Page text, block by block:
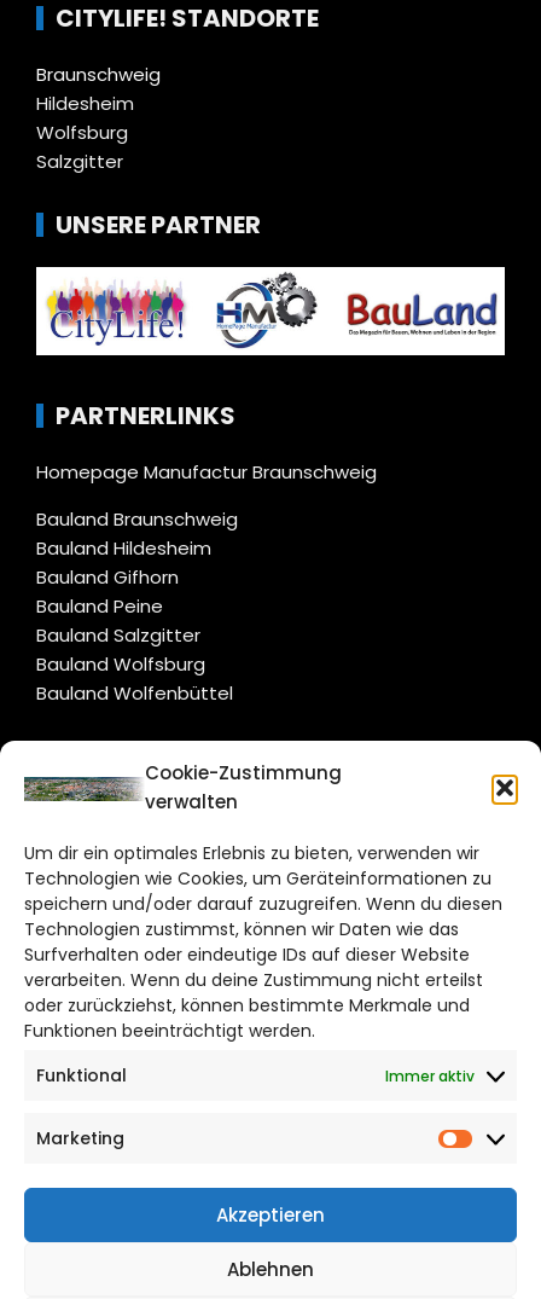
Cookie-Zustimmung
verwalten
Um dir ein optimales Erlebnis zu bieten, verwenden wir
Technologien wie Cookies, um Geräteinformationen zu
speichern und/oder darauf zuzugreifen. Wenn du diesen
Technologien zustimmst, können wir Daten wie das
Surfverhalten oder eindeutige IDs auf dieser Website
verarbeiten. Wenn du deine Zustimmung nicht erteilst
oder zurückziehst, können bestimmte Merkmale und
Funktionen beeinträchtigt werden.
Funktional
Immer aktiv
Marketing
Akzeptieren
Ablehnen
CITYLIFE! STANDORTE
Braunschweig
Hildesheim
Wolfsburg
Salzgitter
UNSERE PARTNER
PARTNERLINKS
Homepage Manufactur Braunschweig
Bauland Braunschweig
Bauland Hildesheim
Bauland Gifhorn
Bauland Peine
Bauland Salzgitter
Bauland Wolfsburg
Bauland Wolfenbüttel
CITYLIFE!
Bruchtorwall 12
38100 Braunschweig
Telefon: 0531 387220 – 65
DAS STADTMAGAZIN FÜR
BRAUNSCHWEIG
Impressum
Cookie Richtlinie
CITYLIFE! BEI FACEBOOK